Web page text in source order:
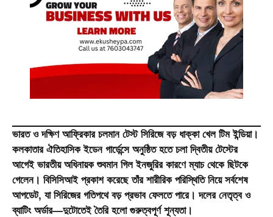
ভারত ও দক্ষিণ আফ্রিকার চলমান টেস্ট সিরিজে বড় ধাক্কা খেল টিম ইন্ডিয়া।
কলকাতার ঐতিহাসিক ইডেন গার্ডেন্সে অনুষ্ঠিত হতে চলা দ্বিতীয় টেস্টের
আগেই ভারতীয় অধিনায়কশুবমান গিলইনজুরির কারণে ম্যাচ থেকে ছিটকে
গেলেন। বিসিসিআই প্রকাশ করেছে তাঁর শারীরিক পরিস্থিতি নিয়ে সর্বশেষ
আপডেট, যা সিরিজের গতিপথে বড় প্রভাব ফেলতে পারে। দলের নেতৃত্ব ও
ব্যাটিং অর্ডার—দুটোতেই তৈরি হলো গুরুত্বপূর্ণ শূন্যতা।